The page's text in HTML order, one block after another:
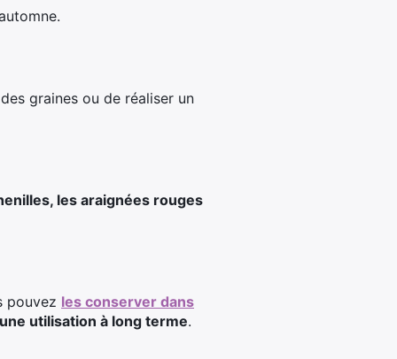
graines ou de réaliser un
les araignées rouges
pouvez les conserver dans
utilisation à long terme.